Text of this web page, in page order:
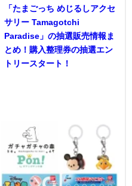
「たまごっち めじるしアクセ
サリー Tamagotchi
Paradise」の抽選販売情報ま
とめ！購入整理券の抽選エン
トリースタート！